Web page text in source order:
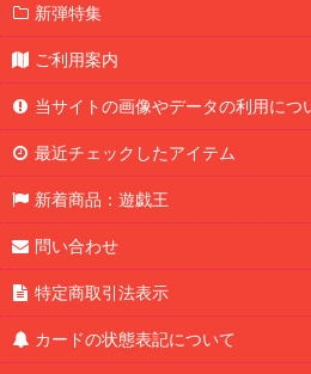
新弾特集
ご利用案内
当サイトの画像やデータの利用につ
最近チェックしたアイテム
新着商品：遊戯王
問い合わせ
特定商取引法表示
カードの状態表記について